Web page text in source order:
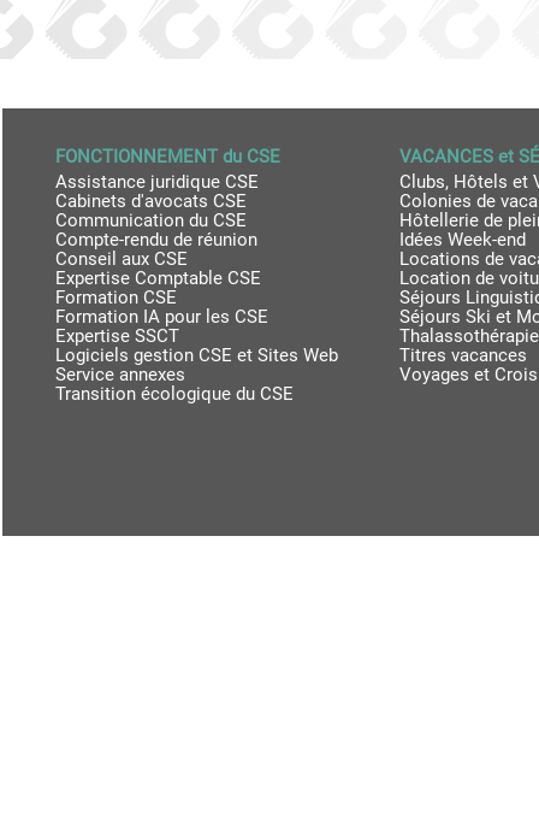
FONCTIONNEMENT du CSE
VACANCES et
Assistance juridique CSE
Clubs, Hôtels et
Cabinets d'avocats CSE
Colonies de
Communication du CSE
Hôtellerie de
Compte-rendu de réunion
Idées Week-end
Conseil aux CSE
Locations de
Expertise Comptable CSE
Location de
Formation CSE
Séjours
Formation IA pour les CSE
Séjours Ski et
Expertise SSCT
Logiciels gestion CSE et Sites Web
Titres vacances
Service annexes
Voyages et
Transition écologique du CSE